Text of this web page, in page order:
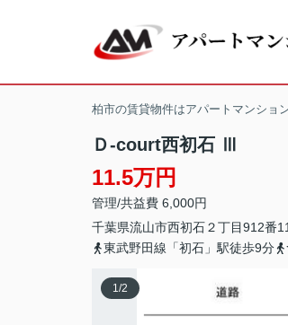
柏市の賃貸物件はアパートマンショ
Ｄ-court西初石 Ⅲ
11.5万円
管理/共益費 6,000円
千葉県流山市西初石２丁目912番11
東武野田線「初石」駅徒歩9分
1/2